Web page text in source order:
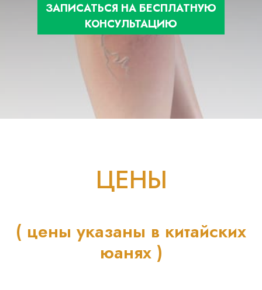
ЗАПИСАТЬСЯ НА БЕСПЛАТНУЮ
КОНСУЛЬТАЦИЮ
ЦЕНЫ
( цены указаны в китайских
юанях )